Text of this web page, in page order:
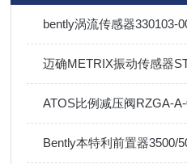
Bently本特利前置器3500/